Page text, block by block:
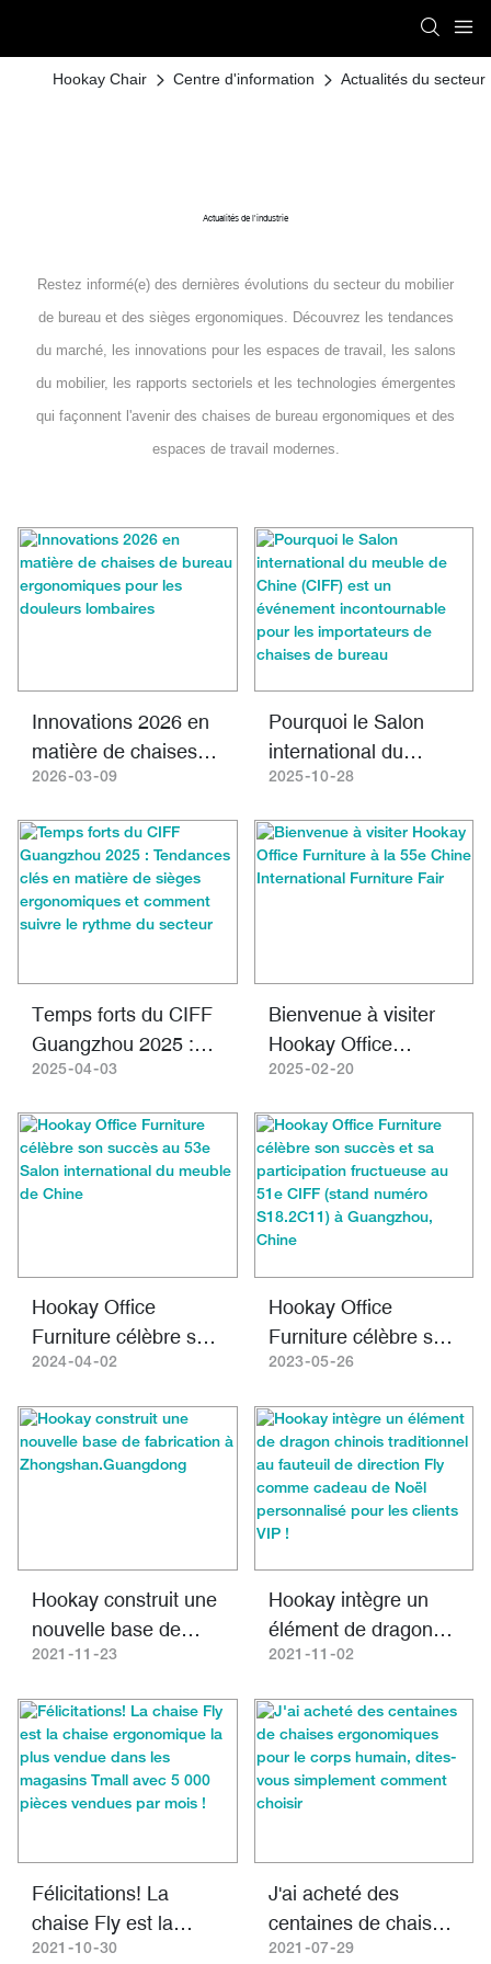
Hookay Chair Centre d'information Actualités du secteur
Actualités de l'industrie
Restez informé(e) des dernières évolutions du secteur du mobilier
de bureau et des sièges ergonomiques. Découvrez les tendances
du marché, les innovations pour les espaces de travail, les salons
du mobilier, les rapports sectoriels et les technologies émergentes
qui façonnent l'avenir des chaises de bureau ergonomiques et des
espaces de travail modernes.
Innovations 2026 en
matière de chaises
de bureau
les douleurs
lombaires
2026 03 09
Pourquoi le Salon
international du
meuble de Chine
événement
incontournable pour
2025 10 28
Temps forts du CIFF
Guangzhou 2025 :
Tendances clés en
ergonomiques et
comment suivre le
rythme du secteur
2025 04 03
Bienvenue à visiter
Hookay Office
Furniture à la 55e
Furniture Fair
2025 02 20
Hookay Office
Furniture célèbre son
succès au 53e Salon
meuble de Chine
2024 04 02
Hookay Office
Furniture célèbre son
succès et sa
fructueuse au 51e
CIFF (stand numéro
S18.2C11) à
Guangzhou, Chine
2023 05 26
Hookay construit une
nouvelle base de
fabrication à
ng
2021 11 23
Hookay intègre un
élément de dragon
chinois traditionnel
direction Fly comme
cadeau de Noël
personnalisé pour les
clients VIP !
2021 11 02
Félicitations! La
chaise Fly est la
chaise ergonomique
2021 10 30
J'ai acheté des
centaines de chaises
ergonomiques pour
2021 07 29